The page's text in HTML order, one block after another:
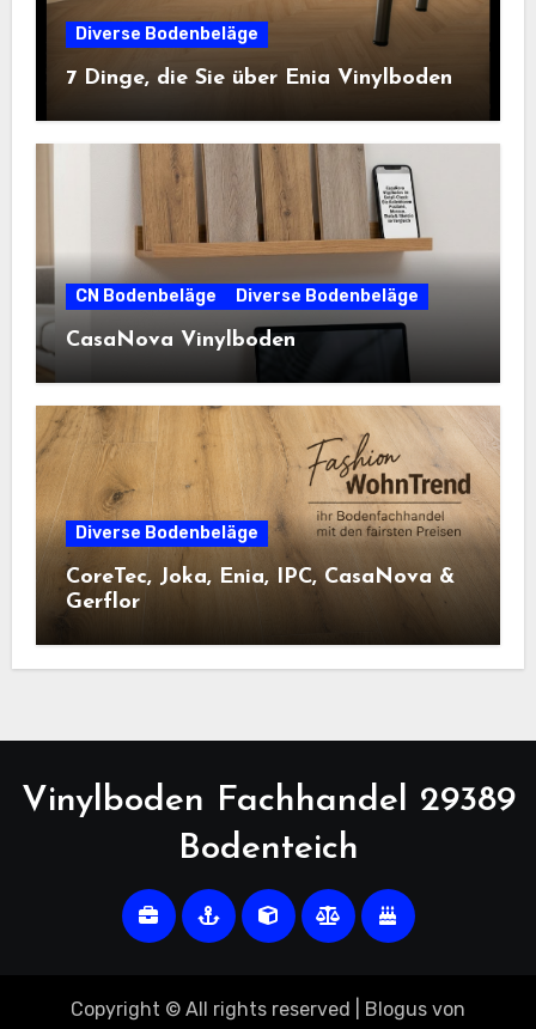
Diverse Bodenbeläge
7 Dinge, die Sie über Enia Vinylboden
CN Bodenbeläge Diverse Bodenbeläge
CasaNova Vinylboden
Diverse Bodenbeläge
CoreTec, Joka, Enia, IPC, CasaNova &
Gerflor
Vinylboden Fachhandel 29389
Bodenteich
Copyright © All rights reserved Blogus von